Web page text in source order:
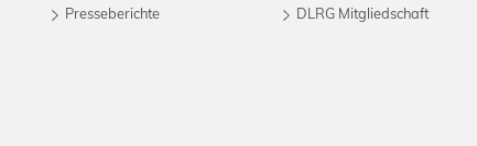
Presseberichte
DLRG Mitgliedschaft